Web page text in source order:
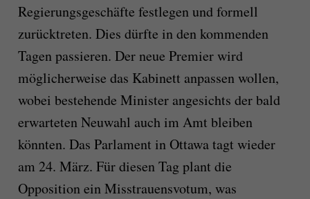
Regierungsgeschäfte festlegen und formell
zurücktreten. Dies dürfte in den kommenden
Tagen passieren. Der neue Premier wird
möglicherweise das Kabinett anpassen wollen,
wobei bestehende Minister angesichts der bald
erwarteten Neuwahl auch im Amt bleiben
könnten. Das Parlament in Ottawa tagt wieder
am 24. März. Für diesen Tag plant die
Opposition ein Misstrauensvotum, was